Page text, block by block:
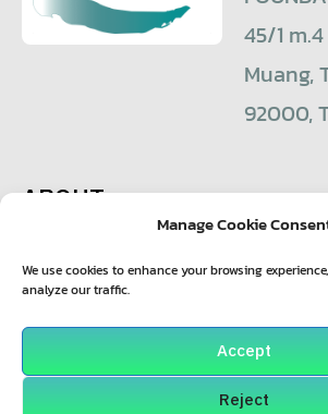
Manage Cookie
We use cookies to enhance your browsing
analyze our traffic.
Accept
Reject
45/1
Muang,
92000,
ABOUT
+6680 528 9553
saveandaman@yahoo.com
© 2021 – Save Andaman Network